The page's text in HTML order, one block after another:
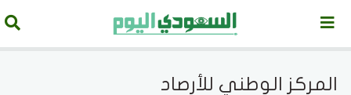
المركز الوطني للأرصاد